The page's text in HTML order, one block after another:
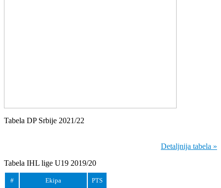
Tabela DP Srbije 2021/22
Detaljnija tabela »
Tabela IHL lige U19 2019/20
# Ekipa PTS